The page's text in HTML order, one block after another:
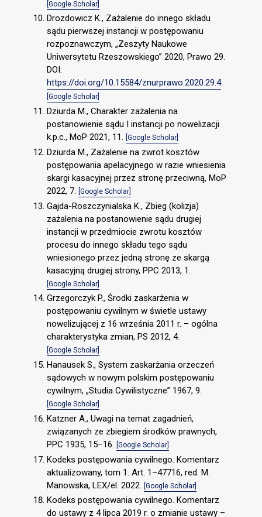
[Google Scholar]
Drozdowicz K., Zażalenie do innego składu
sądu pierwszej instancji w postępowaniu
rozpoznawczym, „Zeszyty Naukowe
Uniwersytetu Rzeszowskiego” 2020, Prawo 29.
DOI:
https://doi.org/10.15584/znurprawo.2020.29.4
[Google Scholar]
Dziurda M., Charakter zażalenia na
postanowienie sądu I instancji po nowelizacji
k.p.c., MoP 2021, 11. [Google Scholar]
Dziurda M., Zażalenie na zwrot kosztów
postępowania apelacyjnego w razie wniesienia
skargi kasacyjnej przez stronę przeciwną, MoP
2022, 7. [Google Scholar]
Gajda-Roszczynialska K., Zbieg (kolizja)
zażalenia na postanowienie sądu drugiej
instancji w przedmiocie zwrotu kosztów
procesu do innego składu tego sądu
wniesionego przez jedną stronę ze skargą
kasacyjną drugiej strony, PPC 2013, 1.
[Google Scholar]
Grzegorczyk P., Środki zaskarżenia w
postępowaniu cywilnym w świetle ustawy
nowelizującej z 16 września 2011 r. – ogólna
charakterystyka zmian, PS 2012, 4.
[Google Scholar]
Hanausek S., System zaskarżania orzeczeń
sądowych w nowym polskim postępowaniu
cywilnym, „Studia Cywilistyczne” 1967, 9.
[Google Scholar]
Katzner A., Uwagi na temat zagadnień,
związanych ze zbiegiem środków prawnych,
PPC 1935, 15–16. [Google Scholar]
Kodeks postępowania cywilnego. Komentarz
aktualizowany, tom 1. Art. 1–47716, red. M.
Manowska, LEX/el. 2022. [Google Scholar]
Kodeks postępowania cywilnego. Komentarz
do ustawy z 4 lipca 2019 r. o zmianie ustawy –